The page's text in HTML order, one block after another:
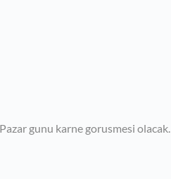
gunu karne gorusmesi olacak.